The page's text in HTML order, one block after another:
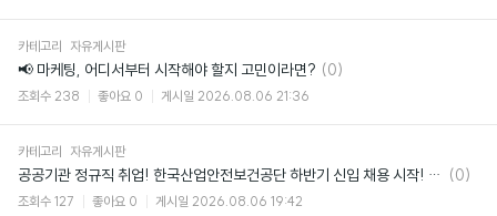
카테고리 자유게시판
📢 마케팅, 어디서부터 시작해야 할지 고민이라면? 댓
(0)
조회수 238 좋아요 0 게시일 2026.08.06 21:36
카테고리 자유게시판
공공기관 정규직 취업! 한국산업안전보건공단 하반기 신입 채용 시작! (~8/24) 댓
(0)
조회수 127 좋아요 0 게시일 2026.08.06 19:42